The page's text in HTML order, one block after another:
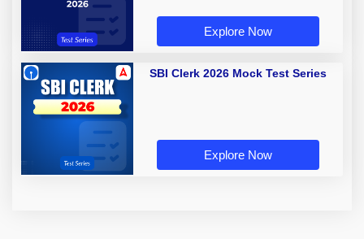
Explore Now
SBI Clerk 2026 Mock Test Series
Explore Now